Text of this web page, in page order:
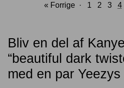
« Forrige · 1 2 3 4
Bliv en del af
“beautiful dark
med en par Yeezys